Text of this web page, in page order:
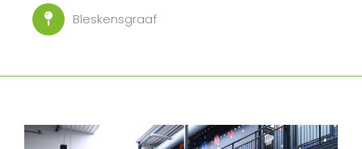
Bleskensgraaf